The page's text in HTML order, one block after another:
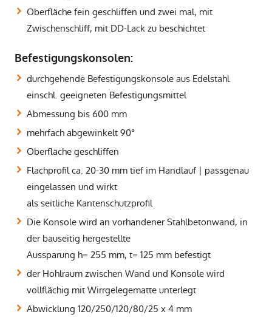
Oberfläche fein geschliffen und zwei mal, mit
Zwischenschliff, mit DD-Lack zu beschichtet
Befestigungskonsolen:
durchgehende Befestigungskonsole aus Edelstahl
einschl. geeigneten Befestigungsmittel
Abmessung bis 600 mm
mehrfach abgewinkelt 90°
Oberfläche geschliffen
Flachprofil ca. 20-30 mm tief im Handlauf | passgenau
eingelassen und wirkt
als seitliche Kantenschutzprofil
Die Konsole wird an vorhandener Stahlbetonwand, in
der bauseitig hergestellte
Aussparung h= 255 mm, t= 125 mm befestigt
der Hohlraum zwischen Wand und Konsole wird
vollflächig mit Wirrgelegematte unterlegt
Abwicklung 120/250/120/80/25 x 4 mm